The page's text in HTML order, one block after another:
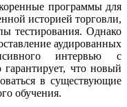
программы для
историей торговли,
тестирования. Однако
аудированных
интервью с
гарантирует, что новый
в существующие
обучения.